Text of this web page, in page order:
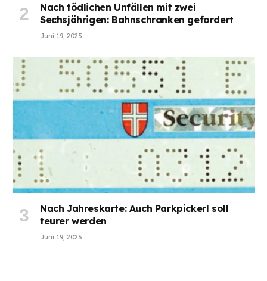
Nach tödlichen Unfällen mit zwei
Sechsjährigen: Bahnschranken gefordert
Juni 19, 2025
Nach Jahreskarte: Auch Parkpickerl soll
teurer werden
Juni 19, 2025